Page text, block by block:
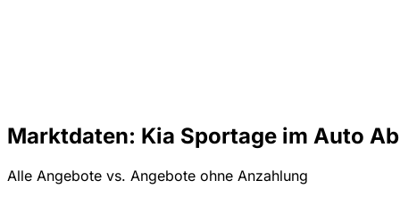
Marktdaten: Kia Sportage im Auto
Alle Angebote vs. Angebote ohne Anzahlung